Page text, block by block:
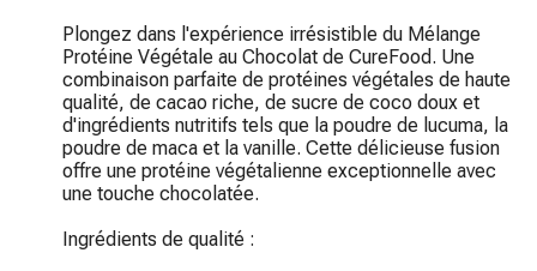
Plongez dans l'expérience irrésistible du Mélange
Protéine Végétale au Chocolat de CureFood. Une
combinaison parfaite de protéines végétales de haute
qualité, de cacao riche, de sucre de coco doux et
d'ingrédients nutritifs tels que la poudre de lucuma, la
poudre de maca et la vanille. Cette délicieuse fusion
offre une protéine végétalienne exceptionnelle avec
une touche chocolatée.
Ingrédients de qualité :